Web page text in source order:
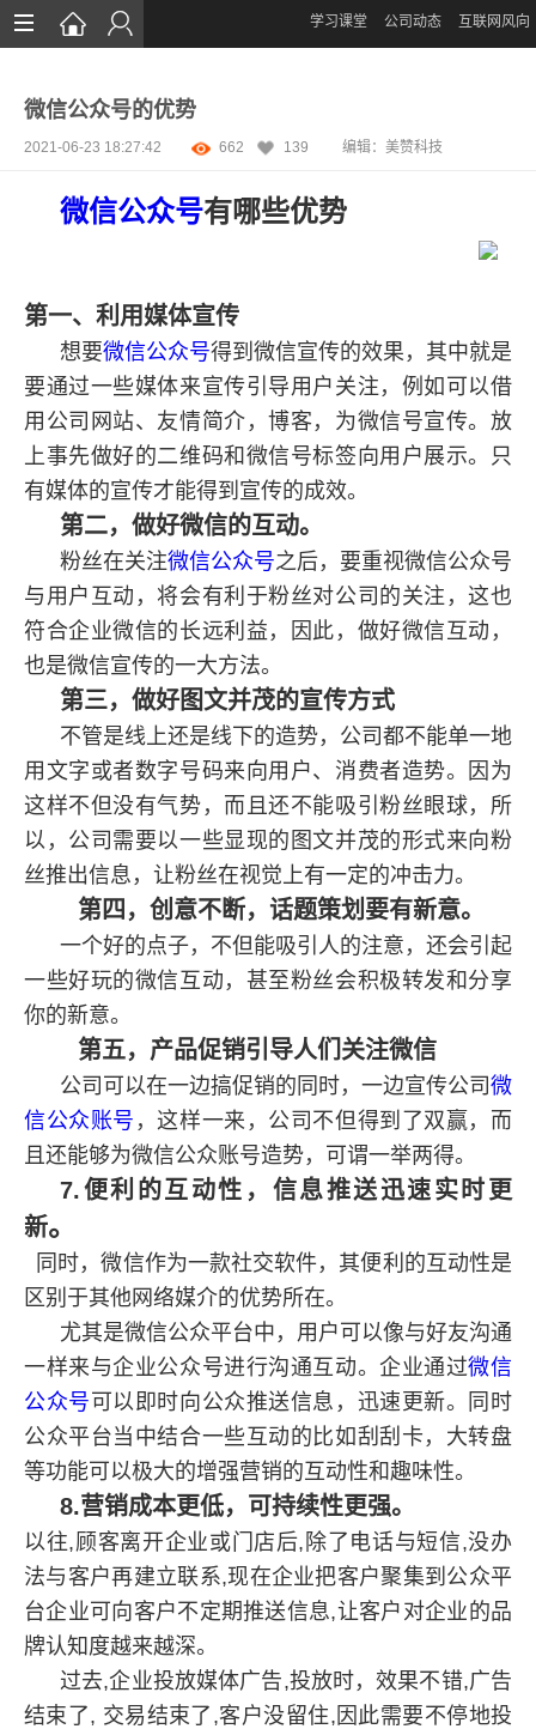
网站设计
微信开发
解决方案
学习课堂 公司动态 互联网风向
微信公众号的优势
2021-06-23 18:27:42 662 139 编辑： 美赞科技
微信公众号有哪些优势
第一、利用媒体宣传
想要微信公众号得到微信宣传的效果，其中就是
要通过一些媒体来宣传引导用户关注，例如可以借
用公司网站、友情简介，博客，为微信号宣传。放
上事先做好的二维码和微信号标签向用户展示。只
有媒体的宣传才能得到宣传的成效。
第二，做好微信的互动。
粉丝在关注微信公众号之后，要重视微信公众号
与用户互动，将会有利于粉丝对公司的关注，这也
符合企业微信的长远利益，因此，做好微信互动，
也是微信宣传的一大方法。
第三，做好图文并茂的宣传方式
不管是线上还是线下的造势，公司都不能单一地
用文字或者数字号码来向用户、消费者造势。因为
这样不但没有气势，而且还不能吸引粉丝眼球，所
以，公司需要以一些显现的图文并茂的形式来向粉
丝推出信息，让粉丝在视觉上有一定的冲击力。
第四，创意不断，话题策划要有新意。
一个好的点子，不但能吸引人的注意，还会引起
一些好玩的微信互动，甚至粉丝会积极转发和分享
你的新意。
第五，产品促销引导人们关注微信
公司可以在一边搞促销的同时，一边宣传公司 微
信公众账号 ，这样一来，公司不但得到了双赢，而
且还能够为微信公众账号造势，可谓一举两得。
7.便利的互动性，信息推送迅速实时更
新。
同时，微信作为一款社交软件，其便利的互动性是
区别于其他网络媒介的优势所在。
尤其是微信公众平台中，用户可以像与好友沟通
一样来与企业公众号进行沟通互动。企业通过微信
公众号 可以即时向公众推送信息，迅速更新。同时
公众平台当中结合一些互动的比如刮刮卡，大转盘
等功能可以极大的增强营销的互动性和趣味性。
8.营销成本更低，可持续性更强。
以往,顾客离开企业或门店后,除了电话与短信,没办
法与客户再建立联系,现在企业把客户聚集到公众平
台企业可向客户不定期推送信息,让客户对企业的品
牌认知度越来越深。
过去,企业投放媒体广告,投放时，效果不错,广告
结束了, 交易结束了,客户没留住,因此需要不停地投